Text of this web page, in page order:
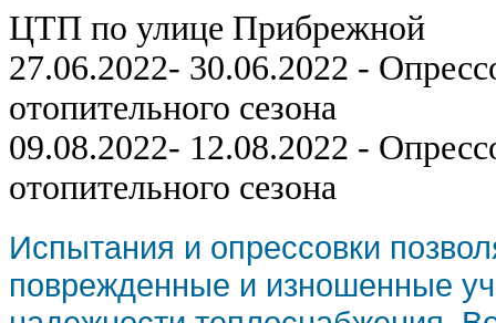
ЦТП по улице Прибрежной
27.06.2022- 30.06.2022 -
отопительного сезона
09.08.2022- 12.08.2022 -
отопительного сезона
Испытания и опрессовки
поврежденные и изношенные